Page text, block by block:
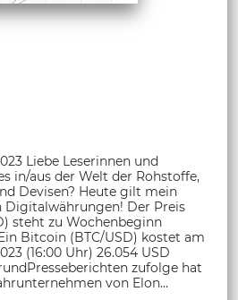
Liebe Leserinnen und
in/aus der Welt der Rohstoffe,
Devisen? Heute gilt mein
Digitalwährungen! Der Preis
steht zu Wochenbeginn
Bitcoin (BTC/USD) kostet am
(16:00 Uhr) 26.054 USD
zufolge hat
von Elon...